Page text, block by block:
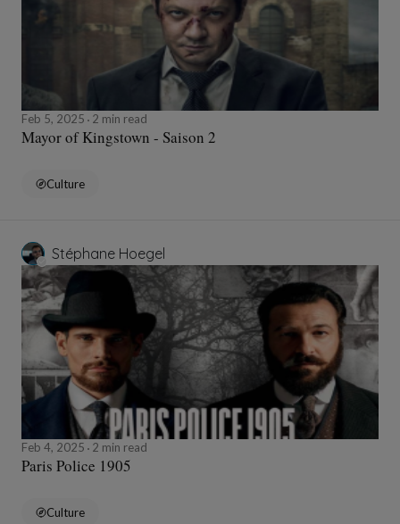
Feb 5, 2025 2 min read
Mayor of Kingstown - Saison 2
Culture
Stéphane Hoegel
Feb 4, 2025 2 min read
Paris Police 1905
Culture